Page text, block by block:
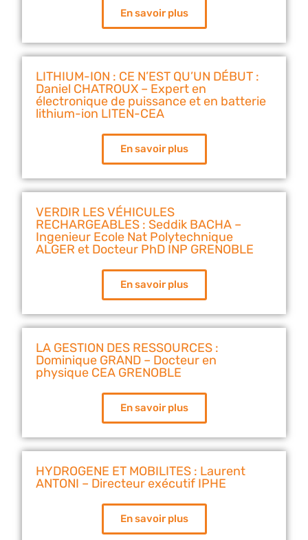
En savoir plus
LITHIUM-ION : CE N’EST QU’UN DÉBUT :
Daniel CHATROUX – Expert en
électronique de puissance et en batterie
lithium-ion LITEN-CEA
En savoir plus
VERDIR LES VÉHICULES
RECHARGEABLES : Seddik BACHA –
Ingenieur Ecole Nat Polytechnique
ALGER et Docteur PhD INP GRENOBLE
En savoir plus
LA GESTION DES RESSOURCES :
Dominique GRAND – Docteur en
physique CEA GRENOBLE
En savoir plus
HYDROGENE ET MOBILITES : Laurent
ANTONI – Directeur exécutif IPHE
En savoir plus